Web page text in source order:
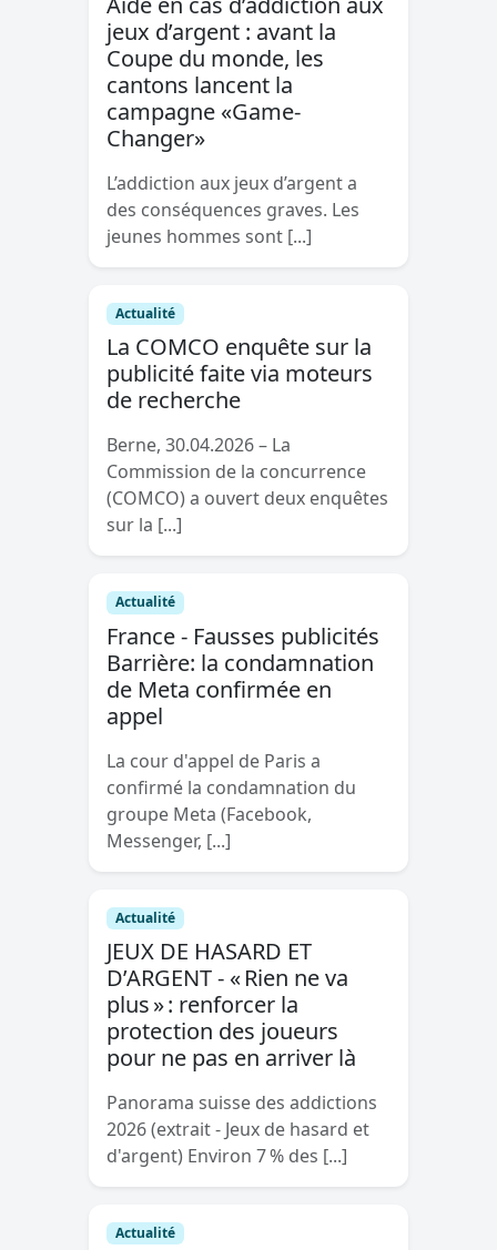
jeux d’argent : avant la
Coupe du monde, les
cantons lancent la
campagne «Game-
Changer»
L’addiction aux jeux d’argent a
des conséquences graves. Les
jeunes hommes sont [...]
Actualité
La COMCO enquête sur la
publicité faite via moteurs
de recherche
Berne, 30.04.2026 – La
Commission de la concurrence
(COMCO) a ouvert deux enquêtes
sur la [...]
Actualité
France - Fausses publicités
Barrière: la condamnation
de Meta confirmée en
appel
La cour d'appel de Paris a
confirmé la condamnation du
groupe Meta (Facebook,
Messenger, [...]
Actualité
JEUX DE HASARD ET
D’ARGENT - « Rien ne va
plus » : renforcer la
protection des joueurs
pour ne pas en arriver là
Panorama suisse des addictions
2026 (extrait - Jeux de hasard et
d'argent) Environ 7 % des [...]
Actualité